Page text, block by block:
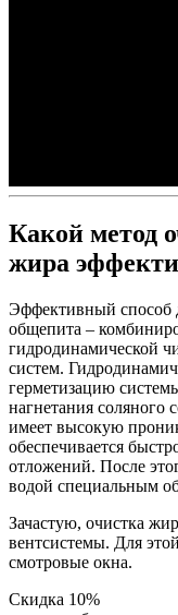
Какой метод
жира
Эффективный способ
общепита –
гидродинамической
систем.
герметизацию
нагнетания соляного
имеет высокую
обеспечивается
отложений. После
водой специальным
Зачастую, очистка
вентсистемы. Для
смотровые окна.
Скидка 10%